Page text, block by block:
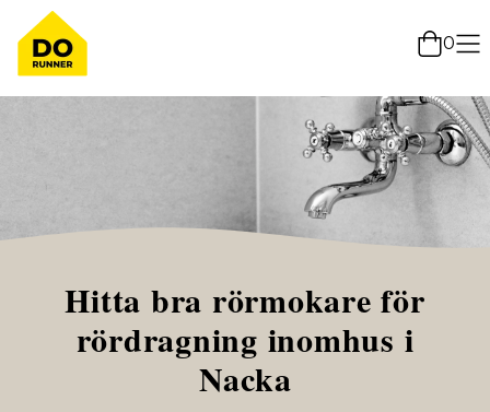
0
Hitta bra rörmokare för
rördragning inomhus i
Nacka